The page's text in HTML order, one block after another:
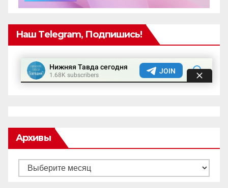
Наш Telegram, Подпишись!
Архивы
Архивы